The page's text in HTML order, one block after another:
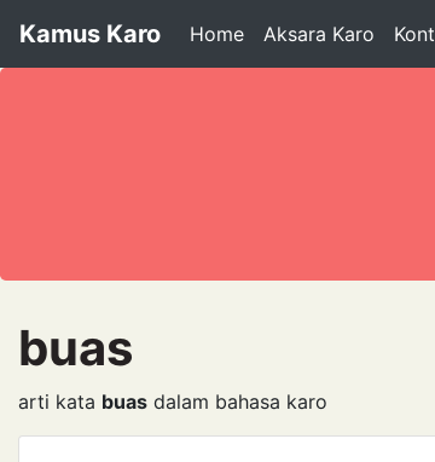
Kamus Karo Home Aksara Karo
buas
arti kata buas dalam bahasa karo